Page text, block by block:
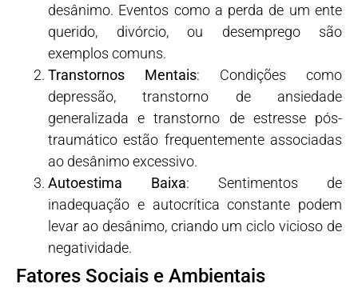
desânimo. Eventos como a perda de um ente
querido, divórcio, ou desemprego são
exemplos comuns.
Transtornos Mentais: Condições como
depressão, transtorno de ansiedade
generalizada e transtorno de estresse pós-
traumático estão frequentemente associadas
ao desânimo excessivo.
Autoestima Baixa: Sentimentos de
inadequação e autocrítica constante podem
levar ao desânimo, criando um ciclo vicioso de
negatividade.
Fatores Sociais e Ambientais